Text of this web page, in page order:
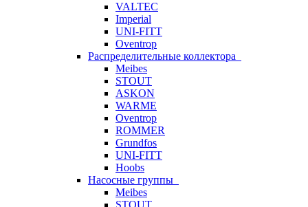
VALTEC
Imperial
UNI-FITT
Oventrop
Распределительные коллектора
Meibes
STOUT
ASKON
WARME
Oventrop
ROMMER
Grundfos
UNI-FITT
Hoobs
Насосные группы
Meibes
STOUT